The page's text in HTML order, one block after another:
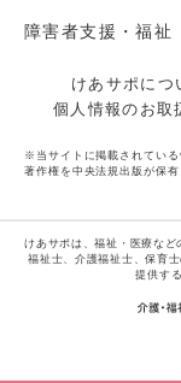
障害者支援・福祉
けあサポにつ
個人情報のお取
※当サイトに掲載されてい
著作権を中央法規出版が保
けあサポは、福祉・医療な
福祉士、介護福祉士、保育士
提供す